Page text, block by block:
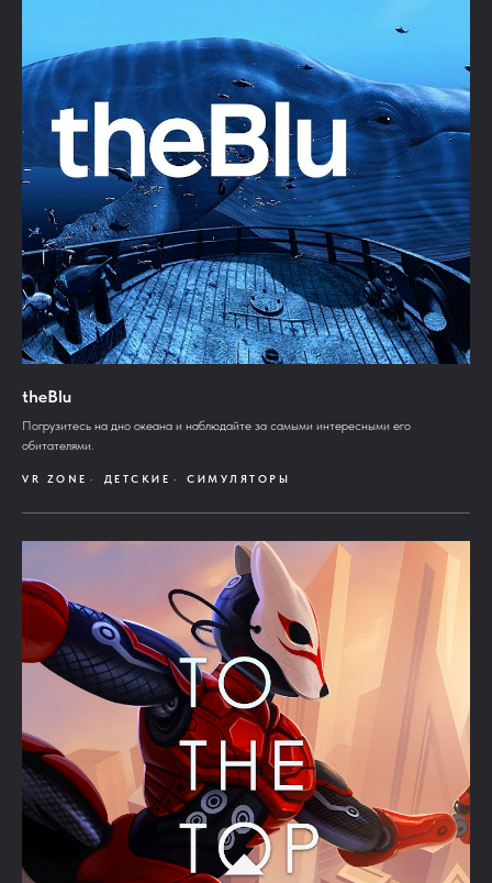
theBlu
Погрузитесь на дно океана и наблюдайте за самыми интересными его
обитателями.
VR ZONE ДЕТСКИЕ СИМУЛЯТОРЫ